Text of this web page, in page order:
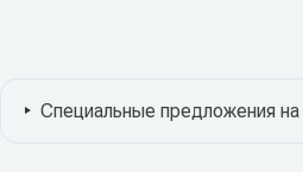
Специальные предложения